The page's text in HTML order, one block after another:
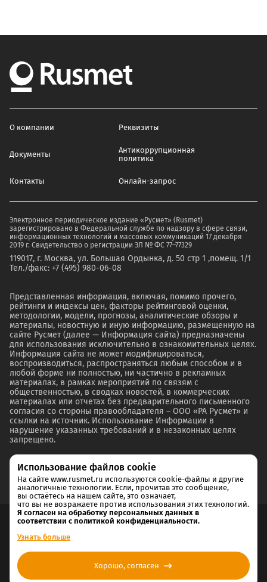
О компании Реквизиты
Документы
Антикоррупционная
политика
Контакты Онлайн-запрос
Электронное периодическое издание «Русмет» (Rusmet)
зарегистрировано в Федеральной службе по надзору в сфере связи,
информационных технологий и массовых коммуникаций 17 декабря
2019 г. Свидетельство о регистрации ЭЛ № ФС 77–77329
119017, г. Москва, ул. Большая Ордынка, д. 50 стр 1 ,помещ. 1/1
Тел./факс: +7 (495) 980-06-08
Представленная информация, включая, помимо прочего,
рейтинги и индексы цен, факторы рейтинговой оценки,
методологии, модели, прогнозы, аналитические обзоры и
материалы, новостную и иную информацию, размещенную на
сайте Русмет (далее — Информация сайта) предназначены
для использования исключительно в ознакомительных целях.
Информация сайта не может модифицироваться,
воспроизводиться, распространяться любым способом и в
любой форме ни полностью, ни частично в рекламных
материалах, в рамках мероприятий по связям с
общественностью, в сводках новостей, в коммерческих
материалах или отчетах без предварительного письменного
согласия со стороны правообладателя – ООО «РА Русмет» и
ссылки на источник. Использование Информации в
нарушение указанных требований и в незаконных целях
запрещено.
Согласие на обработку и хранение персональных данных
Политика конфиденциальности
Использование файлов cookie
На сайте www.rusmet.ru используются cookie-файлы и другие
аналогичные технологии. Если, прочитав это сообщение,
вы остаётесь на нашем сайте, это означает,
что вы не возражаете против использования этих технологий.
Я согласен на обработку персональных данных в
соответствии с политикой конфиденциальности.
Узнать больше
Хорошо, согласен